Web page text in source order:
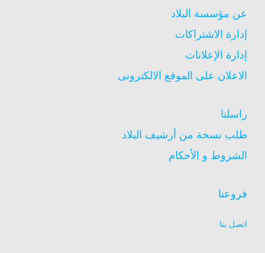
عن مؤسسة البلاد
إدارة الاشتراكات
إدارة الإعلانات
الاعلان على الموقع الالكترونى
راسلنا
طلب نسخة من أرشيف البلاد
الشروط و الأحكام
فروعنا
اتصل بنا